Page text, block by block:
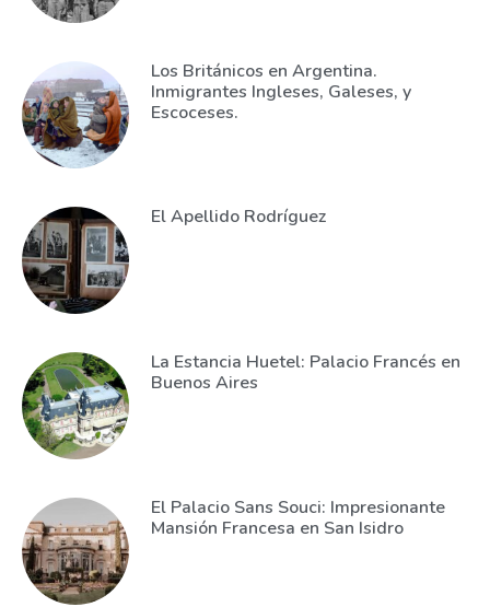
Los Británicos en Argentina.
Inmigrantes Ingleses, Galeses, y
Escoceses.
El Apellido Rodríguez
La Estancia Huetel: Palacio Francés en
Buenos Aires
El Palacio Sans Souci: Impresionante
Mansión Francesa en San Isidro